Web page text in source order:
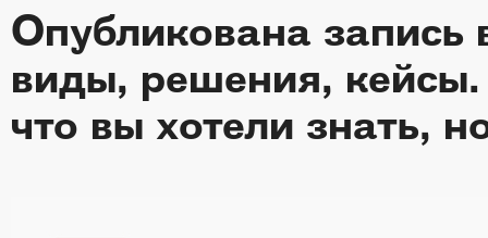
Опубликована запись
виды, решения,
что вы хотели знать,